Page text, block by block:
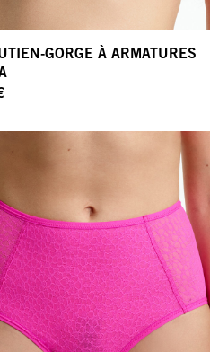
GORGE À ARMATURES